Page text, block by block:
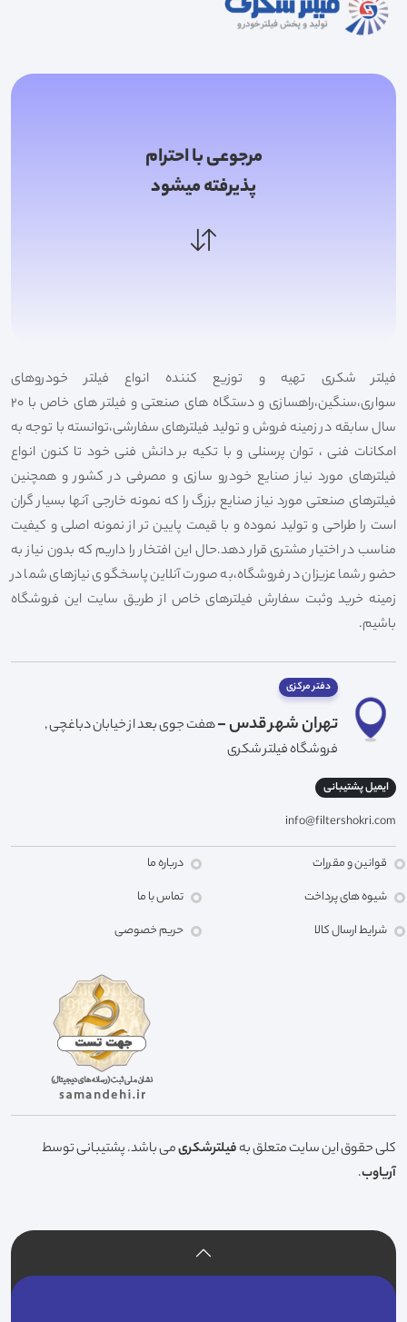
مرجوعی با احترام
پذیرفته میشود
فیلتر شکری تهیه و توزیع کننده انواع فیلتر خودروهای
سواری،سنگین،راهسازی و دستگاه های صنعتی و فیلتر های خاص با 20
سال سابقه در زمینه فروش و تولید فیلترهای سفارشی،توانسته با توجه به
امکانات فنی ، توان پرسنلی و با تکیه بر دانش فنی خود تا کنون انواع
فیلترهای مورد نیاز صنایع خودرو سازی و مصرفی در کشور و همچنین
فیلترهای صنعتی مورد نیاز صنایع بزرگ را که نمونه خارجی آنها بسیار گران
است را طراحی و تولید نموده و با قیمت پایین تر از نمونه اصلی و کیفیت
مناسب در اختیار مشتری قرار دهد.حال این افتخار را داریم که بدون نیاز به
حضور شما عزیزان در فروشگاه،به صورت آنلاین پاسخگوی نیازهای شما در
زمینه خرید وثبت سفارش فیلترهای خاص از طریق سایت این فروشگاه
باشیم.
دفتر مرکزی
تهران شهر قدس -هفت جوی بعد از خیابان دباغچی ,
فروشگاه فیلتر شکری
ایمیل پشتیبانی
info@filtershokri.com
قوانین و مقررات
شیوه های پرداخت
شرایط ارسال کالا
درباره ما
تماس با ما
حریم خصوصی
کلی حقوق این سایت متعلق بهفیلترشکریمی باشد. پشتیبانی توسط
آریاوب.